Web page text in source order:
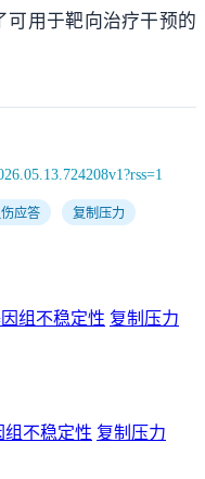
可用于靶向治疗干预的
应答 复制压力
组不稳定性 复制压力
组不稳定性 复制压力